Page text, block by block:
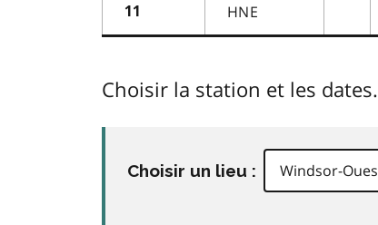
11
HNE
Choisir la station et les dates.
Choisir un lieu :